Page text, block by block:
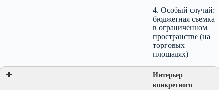
4. Особый случай:
бюджетная съемка
в ограниченном
пространстве (на
торговых
площадях)
Интерьер
конкретного